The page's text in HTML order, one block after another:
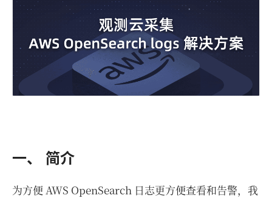
一、 简介
为方便 AWS OpenSearch 日志更方便查看和告警，我